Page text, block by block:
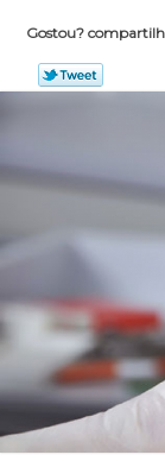
Gostou?